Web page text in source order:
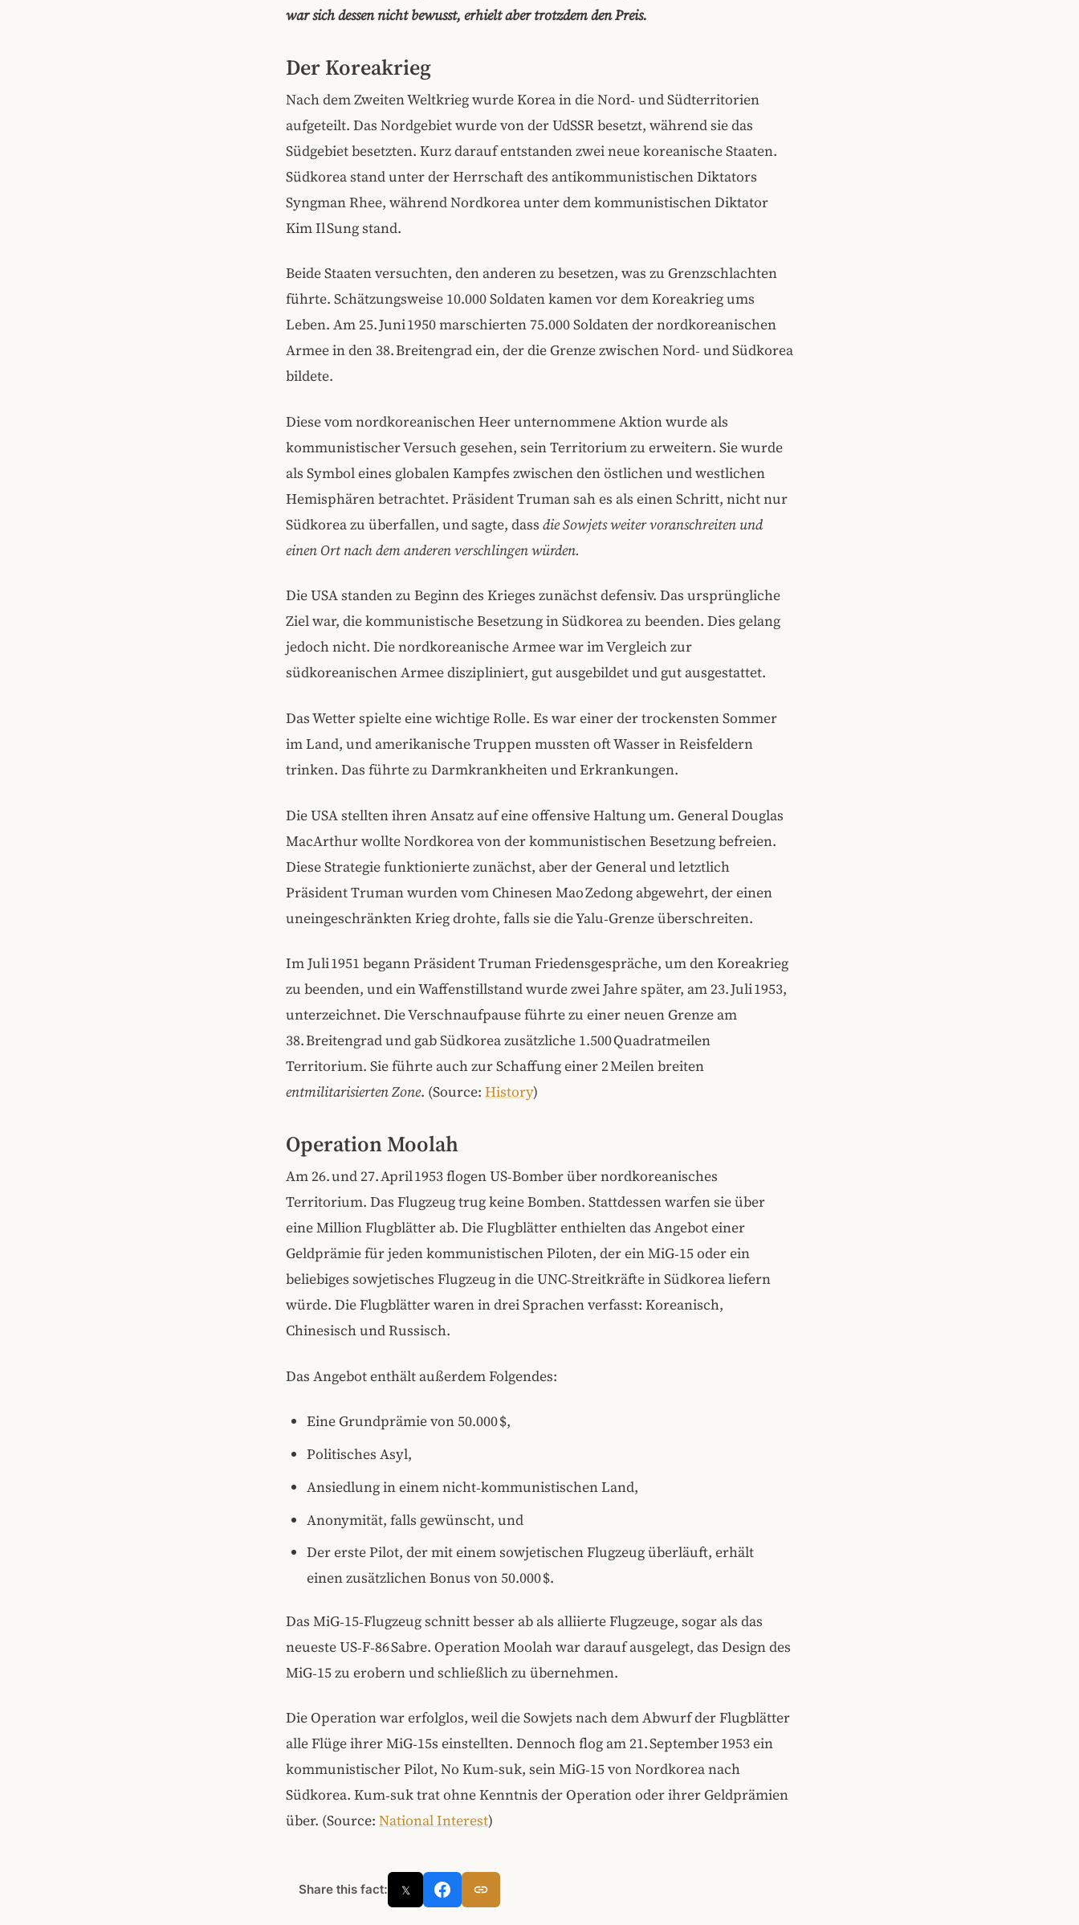
war sich dessen nicht bewusst, erhielt aber trotzdem den Preis.
Der Koreakrieg
Nach dem Zweiten Weltkrieg wurde Korea in die Nord‑ und Südterritorien
aufgeteilt. Das Nordgebiet wurde von der UdSSR besetzt, während sie das
Südgebiet besetzten. Kurz darauf entstanden zwei neue koreanische Staaten.
Südkorea stand unter der Herrschaft des antikommunistischen Diktators
Syngman Rhee, während Nordkorea unter dem kommunistischen Diktator
Kim Il Sung stand.
Beide Staaten versuchten, den anderen zu besetzen, was zu Grenzschlachten
führte. Schätzungsweise 10.000 Soldaten kamen vor dem Koreakrieg ums
Leben. Am 25. Juni 1950 marschierten 75.000 Soldaten der nordkoreanischen
Armee in den 38. Breitengrad ein, der die Grenze zwischen Nord‑ und Südkorea
bildete.
Diese vom nordkoreanischen Heer unternommene Aktion wurde als
kommunistischer Versuch gesehen, sein Territorium zu erweitern. Sie wurde
als Symbol eines globalen Kampfes zwischen den östlichen und westlichen
Hemisphären betrachtet. Präsident Truman sah es als einen Schritt, nicht nur
Südkorea zu überfallen, und sagte, dass die Sowjets weiter voranschreiten und
einen Ort nach dem anderen verschlingen würden.
Die USA standen zu Beginn des Krieges zunächst defensiv. Das ursprüngliche
Ziel war, die kommunistische Besetzung in Südkorea zu beenden. Dies gelang
jedoch nicht. Die nordkoreanische Armee war im Vergleich zur
südkoreanischen Armee diszipliniert, gut ausgebildet und gut ausgestattet.
Das Wetter spielte eine wichtige Rolle. Es war einer der trockensten Sommer
im Land, und amerikanische Truppen mussten oft Wasser in Reisfeldern
trinken. Das führte zu Darmkrankheiten und Erkrankungen.
Die USA stellten ihren Ansatz auf eine offensive Haltung um. General Douglas
MacArthur wollte Nordkorea von der kommunistischen Besetzung befreien.
Diese Strategie funktionierte zunächst, aber der General und letztlich
Präsident Truman wurden vom Chinesen Mao Zedong abgewehrt, der einen
uneingeschränkten Krieg drohte, falls sie die Yalu‑Grenze überschreiten.
Im Juli 1951 begann Präsident Truman Friedensgespräche, um den Koreakrieg
zu beenden, und ein Waffenstillstand wurde zwei Jahre später, am 23. Juli 1953,
unterzeichnet. Die Verschnaufpause führte zu einer neuen Grenze am
38. Breitengrad und gab Südkorea zusätzliche 1.500 Quadratmeilen
Territorium. Sie führte auch zur Schaffung einer 2 Meilen breiten
entmilitarisierten Zone. (Source: History)
Operation Moolah
Am 26. und 27. April 1953 flogen US‑Bomber über nordkoreanisches
Territorium. Das Flugzeug trug keine Bomben. Stattdessen warfen sie über
eine Million Flugblätter ab. Die Flugblätter enthielten das Angebot einer
Geldprämie für jeden kommunistischen Piloten, der ein MiG‑15 oder ein
beliebiges sowjetisches Flugzeug in die UNC‑Streitkräfte in Südkorea liefern
würde. Die Flugblätter waren in drei Sprachen verfasst: Koreanisch,
Chinesisch und Russisch.
Das Angebot enthält außerdem Folgendes:
Eine Grundprämie von 50.000 $,
Politisches Asyl,
Ansiedlung in einem nicht‑kommunistischen Land,
Anonymität, falls gewünscht, und
Der erste Pilot, der mit einem sowjetischen Flugzeug überläuft, erhält
einen zusätzlichen Bonus von 50.000 $.
Das MiG‑15‑Flugzeug schnitt besser ab als alliierte Flugzeuge, sogar als das
neueste US‑F‑86 Sabre. Operation Moolah war darauf ausgelegt, das Design des
MiG‑15 zu erobern und schließlich zu übernehmen.
Die Operation war erfolglos, weil die Sowjets nach dem Abwurf der Flugblätter
alle Flüge ihrer MiG‑15s einstellten. Dennoch flog am 21. September 1953 ein
kommunistischer Pilot, No Kum‑suk, sein MiG‑15 von Nordkorea nach
Südkorea. Kum‑suk trat ohne Kenntnis der Operation oder ihrer Geldprämien
über. (Source: National Interest)
Share this fact: 𝕏